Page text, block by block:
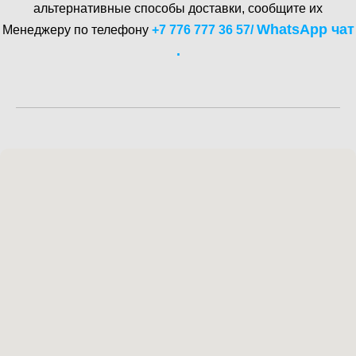
альтернативные способы доставки, сообщите их
Менеджеру по телефону +7 776 777 36 57/WhatsA pp чат
.